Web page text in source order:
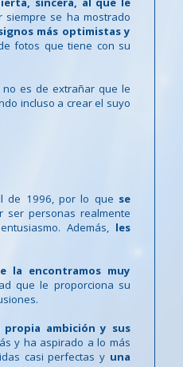
siempre se ha mostrado
más optimistas y
fotos que tiene con su
no es de extrañar que le
incluso a crear el suyo
de 1996, por lo que se
ser personas realmente
Además, les
la encontramos muy
que le proporciona su
propia ambición y sus
y ha aspirado a lo más
casi perfectas y una